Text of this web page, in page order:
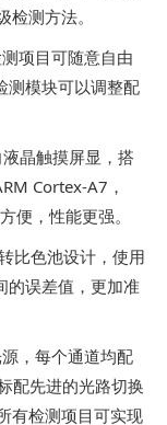
测方法。
项目可随意自由
测模块可以调整配
晶触摸屏显，搭
Cortex-A7，
便，性能更强。
色池设计，使用
的误差值，更加准
，每个通道均配
配先进的光路切换
有检测项目可实现